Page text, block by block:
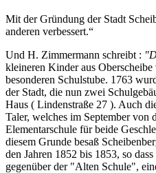
Mit der Gründung der Stadt
anderen verbessert.
Und H. Zimmermann schreibt :
kleineren Kinder aus
besonderen Schulstube. 1763
der Stadt, die nun zwei
Haus ( Lindenstraße 27 ). Auch
Taler, welches im September von
Elementarschule für beide
diesem Grunde besaß
den Jahren 1852 bis 1853, so
gegenüber der "Alten Schule",